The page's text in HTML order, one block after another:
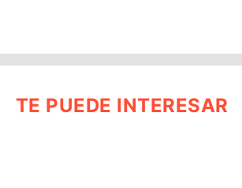
TE PUEDE INTERESAR